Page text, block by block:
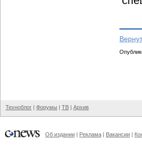
Техноблог | Форумы | ТВ | Архив
Об издании | Реклама | Вакансии |